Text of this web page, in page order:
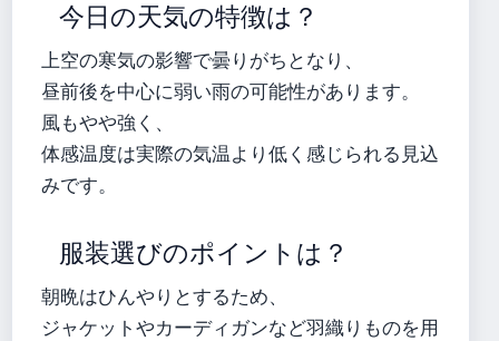
今日の天気の特徴は？
上空の寒気の影響で曇りがちとなり、
昼前後を中心に弱い雨の可能性があります。
風もやや強く、
体感温度は実際の気温より低く感じられる見込
みです。
服装選びのポイントは？
朝晩はひんやりとするため、
ジャケットやカーディガンなど羽織りものを用